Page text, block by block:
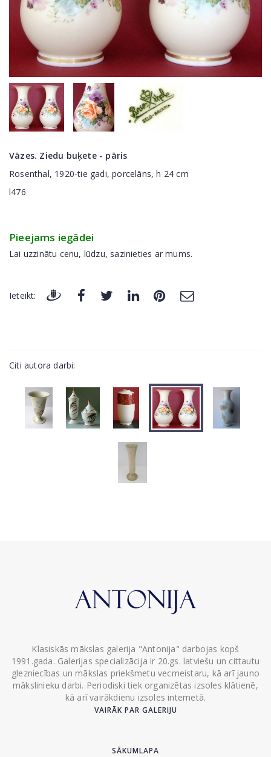
Vāzes. Ziedu buķete - pāris
Rosenthal, 1920-tie gadi, porcelāns, h 24 cm
l476
Pieejams iegādei
Lai uzzinātu cenu, lūdzu, sazinieties ar mums.
Ieteikt:
Citi autora darbi:
Klasiskās mākslas galerija "Antonija" darbojas kopš
1991.gada. Galerijas specializācija ir 20.gs. latviešu un cittautu
glezniecības un mākslas priekšmetu vecmeistaru, kā arī jauno
mākslinieku darbi. Periodiski tiek organizētas izsoles klātienē,
kā arī vairākdienu izsoles internetā.
VAIRĀK PAR GALERIJU
SĀKUMLAPA